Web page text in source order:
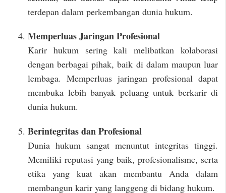
terdepan dalam perkembangan dunia hukum.
Memperluas Jaringan Profesional
Karir hukum sering kali melibatkan kolaborasi
dengan berbagai pihak, baik di dalam maupun luar
lembaga. Memperluas jaringan profesional dapat
membuka lebih banyak peluang untuk berkarir di
dunia hukum.
Berintegritas dan Profesional
Dunia hukum sangat menuntut integritas tinggi.
Memiliki reputasi yang baik, profesionalisme, serta
etika yang kuat akan membantu Anda dalam
membangun karir yang langgeng di bidang hukum.